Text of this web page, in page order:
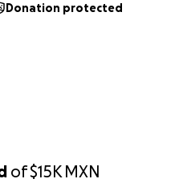
of$15K MXN
Donation protected